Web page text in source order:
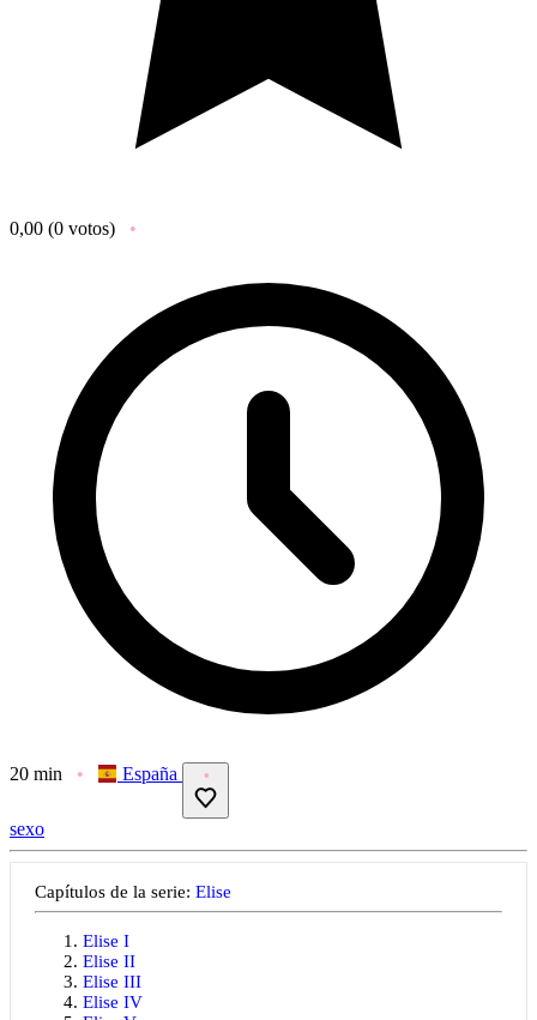
0,00 (0 votos)
20 min España
sexo
Capítulos de la serie: Elise
Elise I
Elise II
Elise III
Elise IV